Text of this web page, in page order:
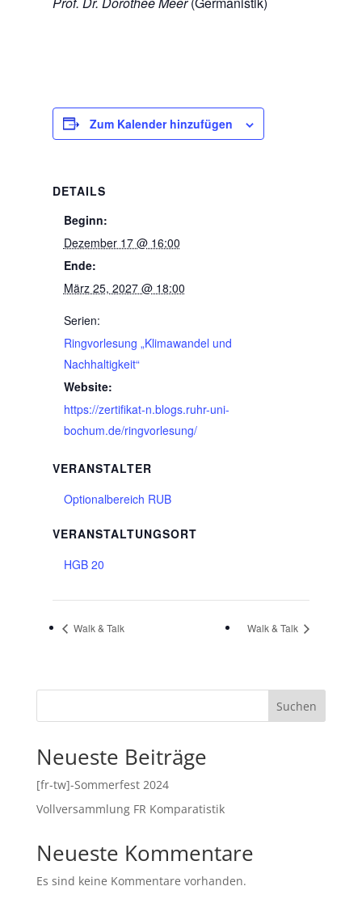
Zum Kalender hinzufügen
DETAILS
Beginn:
Dezember 17 @ 16:00
Ende:
März 25, 2027 @ 18:00
Serien:
Ringvorlesung „Klimawandel und
Nachhaltigkeit“
Website:
https://zertifikat-n.blogs.ruhr-uni-
bochum.de/ringvorlesung/
VERANSTALTUNGSORT
HGB 20
VERANSTALTER
Optionalbereich RUB
Walk & Talk Walk & Talk
Suchen
Neueste Beiträge
[fr-tw]-Sommerfest 2024
Vollversammlung FR Komparatistik
Neueste Kommentare
Es sind keine Kommentare vorhanden.